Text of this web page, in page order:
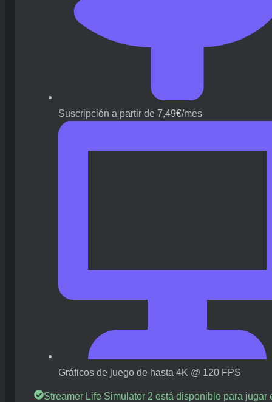
Suscripción a partir de 7,49€/mes
Gráficos de juego de hasta 4K @ 120 FPS
Streamer Life Simulator 2 está disponible para jugar